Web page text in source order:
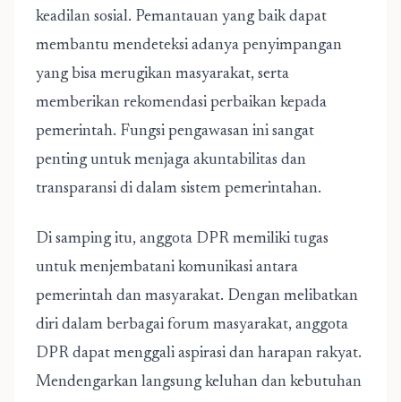
keadilan sosial. Pemantauan yang baik dapat
membantu mendeteksi adanya penyimpangan
yang bisa merugikan masyarakat, serta
memberikan rekomendasi perbaikan kepada
pemerintah. Fungsi pengawasan ini sangat
penting untuk menjaga akuntabilitas dan
transparansi di dalam sistem pemerintahan.
Di samping itu, anggota DPR memiliki tugas
untuk menjembatani komunikasi antara
pemerintah dan masyarakat. Dengan melibatkan
diri dalam berbagai forum masyarakat, anggota
DPR dapat menggali aspirasi dan harapan rakyat.
Mendengarkan langsung keluhan dan kebutuhan